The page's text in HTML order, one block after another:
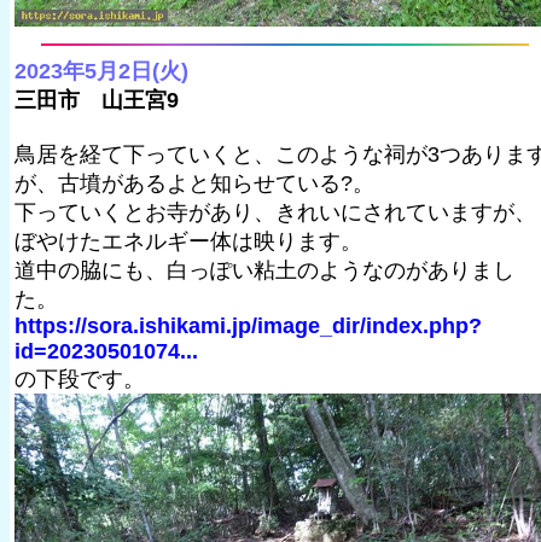
2023年5月2日(火)
三田市 山王宮9
鳥居を経て下っていくと、このような祠が3つありま
が、古墳があるよと知らせている?。
下っていくとお寺があり、きれいにされていますが、
ぼやけたエネルギー体は映ります。
道中の脇にも、白っぽい粘土のようなのがありまし
た。
https://sora.ishikami.jp/image_dir/index.php?
id=20230501074...
の下段です。